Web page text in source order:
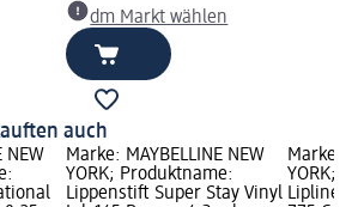
dm Markt wählen
auch
NEW
Marke: MAYBELLINE NEW
YORK; Produktname:
Lippenstift Super Stay Vinyl
Marke:
YORK;
Lipliner